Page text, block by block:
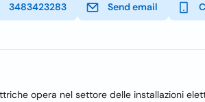
3483423283 Send email
opera nel settore delle installazioni